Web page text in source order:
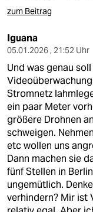
zum Beitrag
Iguana
05.01.2026 , 21:52 Uhr
Und was genau
Stromnetz
ein paar Meter
größere Drohnen
schweigen.
etc wollen uns
Dann machen sie
fünf Stellen in
ungemütlich.
verhindern? Mir ist